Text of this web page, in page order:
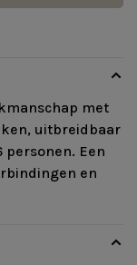
met
uitbreidbaar
personen. Een
en